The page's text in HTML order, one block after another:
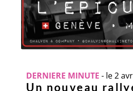
DERNIERE MINUTE - le 2
Un nouveau